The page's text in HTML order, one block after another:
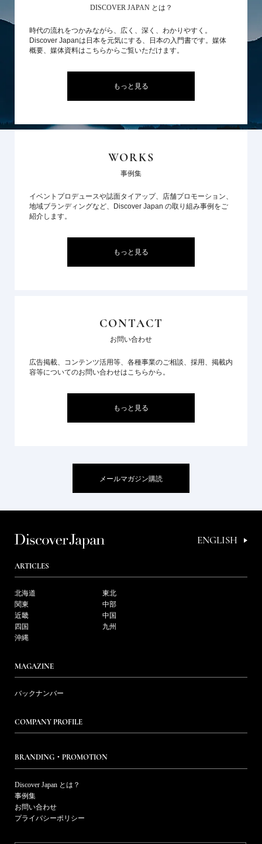
DISCOVER JAPAN とは？
時代の流れをつかみながら、広く、深く、わかりやすく。
Discover Japanは日本を元気にする、日本の入門書です。媒体
概要、媒体資料はこちらからご覧いただけます。
もっと見る
WORKS
事例集
イベントプロデュースや誌面タイアップ、店舗プロモーション、
地域ブランディングなど、Discover Japan の取り組み事例をご
紹介します。
もっと見る
CONTACT
お問い合わせ
広告掲載、コンテンツ活用等、各種事業のご相談、採用、掲載内
容等についてのお問い合わせはこちらから。
もっと見る
メールマガジン購読
ENGLISH
ARTICLES
北海道
東北
関東
中部
近畿
中国
四国
九州
沖縄
MAGAZINE
バックナンバー
COMPANY PROFILE
BRANDING・PROMOTION
Discover Japan とは？
事例集
お問い合わせ
プライバシーポリシー